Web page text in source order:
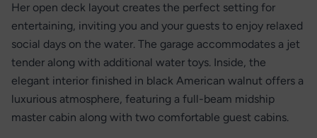
Her open deck layout creates the perfect setting for
entertaining, inviting you and your guests to enjoy relaxed
social days on the water. The garage accommodates a jet
tender along with additional water toys. Inside, the
elegant interior finished in black American walnut offers a
luxurious atmosphere, featuring a full-beam midship
master cabin along with two comfortable guest cabins.